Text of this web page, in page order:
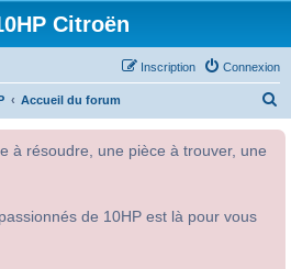
Citroën
Connexion
Inscription
Accueil du forum
à résoudre, une pièce à trouver, une
de 10HP est là pour vous